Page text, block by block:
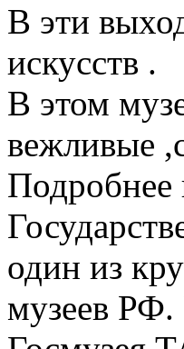
В эти
искусств .
В этом
вежливые
Подробнее
один из
музеев РФ.